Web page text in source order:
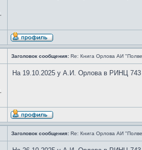
Заголовок сообщения: Re: Книга Орлова АИ
На 19.10.2025 у А.И. Орлова в РИНЦ 743
Заголовок сообщения: Re: Книга Орлова АИ